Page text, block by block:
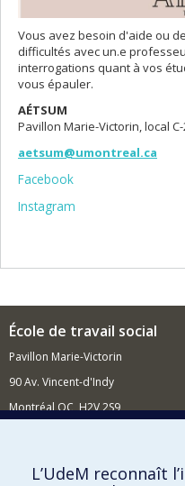
Vous avez besoin d'aide ou
difficultés avec un.e
interrogations quant à vos
vous épauler.
AÉTSUM
Pavillon Marie-Victorin, local
aetsum@umontreal.ca
Facebook
Instagram
École de travail social
Pavillon Marie-Victorin
90 Av. Vincent-d'Indy
Montréal QC H2V 2S9
Comment soutenir l'École?
L’UdeM reconnaît